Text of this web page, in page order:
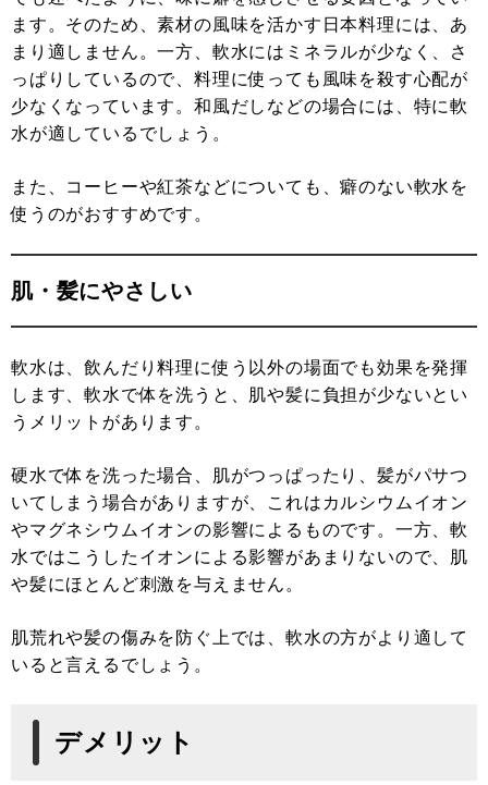
ます。そのため、素材の風味を活かす日本料理には、あ
まり適しません。一方、軟水にはミネラルが少なく、さ
っぱりしているので、料理に使っても風味を殺す心配が
少なくなっています。和風だしなどの場合には、特に軟
水が適しているでしょう。
また、コーヒーや紅茶などについても、癖のない軟水を
使うのがおすすめです。
肌・髪にやさしい
軟水は、飲んだり料理に使う以外の場面でも効果を発揮
します、軟水で体を洗うと、肌や髪に負担が少ないとい
うメリットがあります。
硬水で体を洗った場合、肌がつっぱったり、髪がパサつ
いてしまう場合がありますが、これはカルシウムイオン
やマグネシウムイオンの影響によるものです。一方、軟
水ではこうしたイオンによる影響があまりないので、肌
や髪にほとんど刺激を与えません。
肌荒れや髪の傷みを防ぐ上では、軟水の方がより適して
いると言えるでしょう。
デメリット